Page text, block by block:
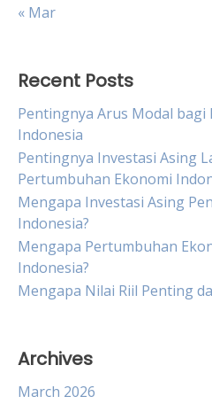
« Mar
Recent Posts
Pentingnya Arus Modal
Indonesia
Pentingnya Investasi Asing
Pertumbuhan Ekonomi
Mengapa Investasi Asing
Indonesia?
Mengapa Pertumbuhan
Indonesia?
Mengapa Nilai Riil Penting
Archives
March 2026